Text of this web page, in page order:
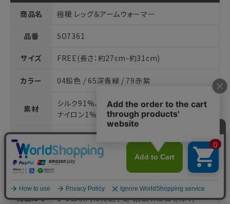
商品名 極暖 レッグ＆アームウォーマー
品番 SO7361
サイズ FREE(長さ：約27cm-約31cm)
カラー 04鉛色 / 65深青緑 / 79赤紫
素材
シルク91%、ポリエステル7%、 ポリウレタン1%、
ナイロン1%
生産国
日本
パッケー
ジについ
パッケージは予告無く変更となる可能性がござ
います。予めご了承ください。
発送につ 1~2日以内に発送予定（店舗休業日を除く)